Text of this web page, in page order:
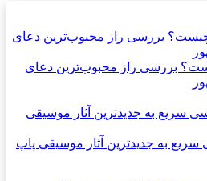
بررسی راز محبوب‌ترین دعای
به جدیدترین آثار موسیقی پاپ